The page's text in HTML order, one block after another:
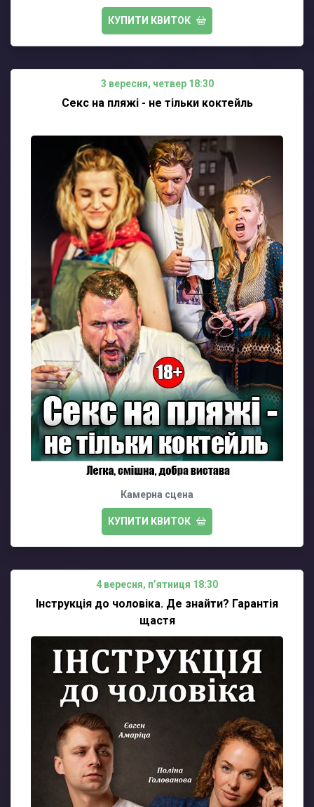
КУПИТИ КВИТОК
3 вересня, четвер 18:30
Секс на пляжі - не тільки коктейль
Камерна сцена
КУПИТИ КВИТОК
4 вересня, пʼятниця 18:30
Інструкція до чоловіка. Де знайти? Гарантія
щастя